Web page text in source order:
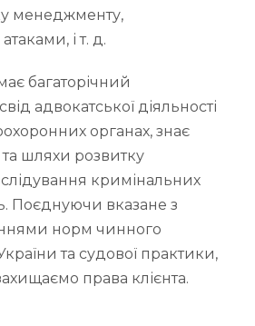
менеджменту,
і т. д.
багаторічний
адвокатської діяльності
органах, знає
та шляхи розвитку
кримінальних
Поєднуючи вказане з
норм чинного
та судової практики,
права клієнта.